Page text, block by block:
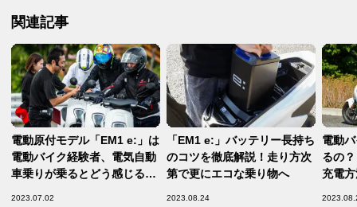
関連記事
電動原付モデル「EM1 e:」は
電動バイク経験者、電気自動
車乗りが乗るとどう感じる？
2023.07.02
「EM1 e:」バッテリー長持ち
のコツを徹底解説！走り方次
第で更にエコな乗り物へ
2023.08.24
電動
るの
充電